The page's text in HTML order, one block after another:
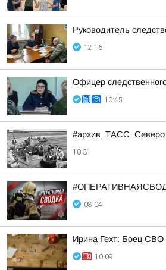
Руководитель
12:16
Офицер
10:45
10:31
08:04
Ирина Гехт: Боец СВО
10:09